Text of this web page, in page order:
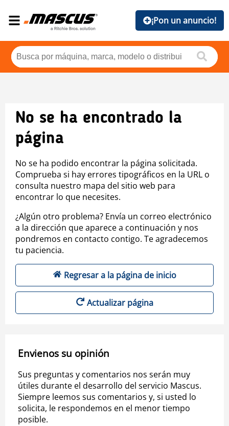
¡Pon un anuncio!
No se ha encontrado la
página
No se ha podido encontrar la página solicitada.
Comprueba si hay errores tipográficos en la URL o
consulta nuestro mapa del sitio web para
encontrar lo que necesites.
¿Algún otro problema? Envía un correo electrónico
a la dirección que aparece a continuación y nos
pondremos en contacto contigo. Te agradecemos
tu paciencia.
Regresar a la página de inicio
Actualizar página
Envienos su opinión
Sus preguntas y comentarios nos serán muy
útiles durante el desarrollo del servicio Mascus.
Siempre leemos sus comentarios y, si usted lo
solicita, le respondemos en el menor tiempo
posible.